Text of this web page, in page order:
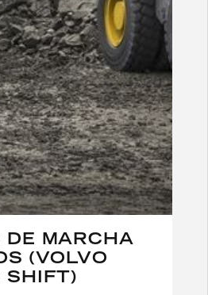
DE MARCHA
(VOLVO
SHIFT)